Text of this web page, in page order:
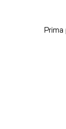
Prima